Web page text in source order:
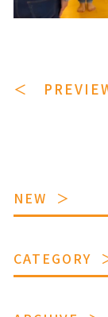
＜
NEW
CATEGORY